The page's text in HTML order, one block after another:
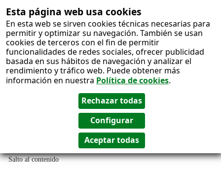
Esta página web usa cookies
En esta web se sirven cookies técnicas necesarias para
permitir y optimizar su navegación. También se usan
cookies de terceros con el fin de permitir
funcionalidades de redes sociales, ofrecer publicidad
basada en sus hábitos de navegación y analizar el
rendimiento y tráfico web. Puede obtener más
información en nuestra Política de cookies.
Salto al contenido